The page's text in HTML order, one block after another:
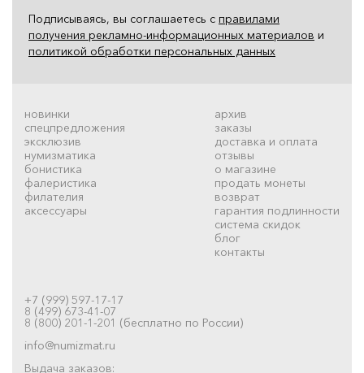
Подписываясь, вы соглашаетесь с правилами
получения рекламно-информационных материалов и
политикой обработки персональных данных
новинки
спецпредложения
эксклюзив
нумизматика
бонистика
фалеристика
филателия
аксессуары
архив
заказы
доставка и оплата
отзывы
о магазине
продать монеты
возврат
гарантия подлинности
система скидок
блог
контакты
+7 (999) 597-17-17
8 (499) 673-41-07
8 (800) 201-1-201 (бесплатно по России)
info@numizmat.ru
Выдача заказов: